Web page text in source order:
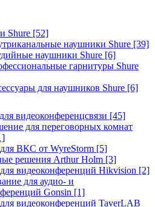
Shure [52]
наушники Shure [39]
наушники Shure [6]
гарнитуры Shure
для наушников Shure [6]
видеоконференцсвязи [45]
для переговорных комнат
ВКС от WyreStorm [5]
решения Arthur Holm [3]
видеоконференций Hikvision [2]
для аудио- и
Gonsin [1]
видеоконференций TaverLAB